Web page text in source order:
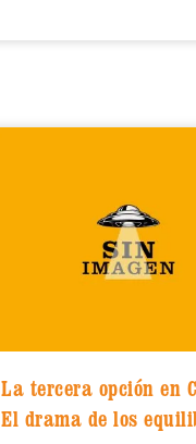
La tercera opción en
El drama de los